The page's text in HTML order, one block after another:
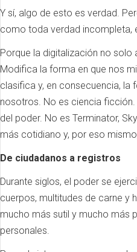
Y sí, algo de esto es verdad.
como toda verdad incompleta,
Porque la digitalización no solo
Modifica la forma en que nos
clasifica y, en consecuencia, la
nosotros. No es ciencia
del poder. No es Terminator,
más cotidiano y, por eso
De ciudadanos a registros
Durante siglos, el poder se
cuerpos, multitudes de carne y
mucho más sutil y mucho más
personales.